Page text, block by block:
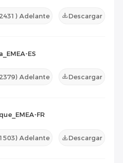
2431 ) Adelante Descargar
ES
2379) Adelante Descargar
FR
1503) Adelante Descargar